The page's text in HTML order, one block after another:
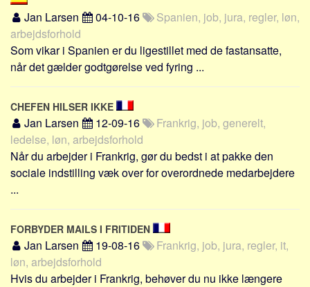
Jan Larsen 04-10-16
Spanien, job, jura, regler, løn,
arbejdsforhold
Som vikar i Spanien er du ligestillet med de fastansatte,
når det gælder godtgørelse ved fyring ...
CHEFEN HILSER IKKE
Jan Larsen 12-09-16
Frankrig, job, generelt,
ledelse, løn, arbejdsforhold
Når du arbejder i Frankrig, gør du bedst i at pakke den
sociale indstilling væk over for overordnede medarbejdere
...
FORBYDER MAILS I FRITIDEN
Jan Larsen 19-08-16
Frankrig, job, jura, regler, it,
løn, arbejdsforhold
Hvis du arbejder i Frankrig, behøver du nu ikke længere